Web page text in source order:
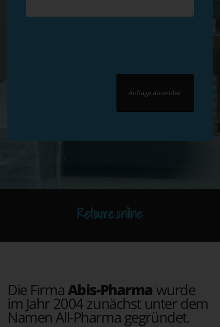
Retoure.online
Die Firma Abis-Pharma wurde
im Jahr 2004 zunächst unter dem
Namen All-Pharma gegründet.